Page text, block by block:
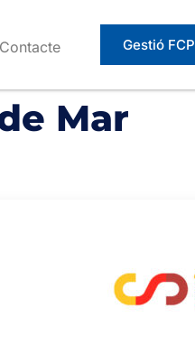
Contacte Gestió FCP
Mar